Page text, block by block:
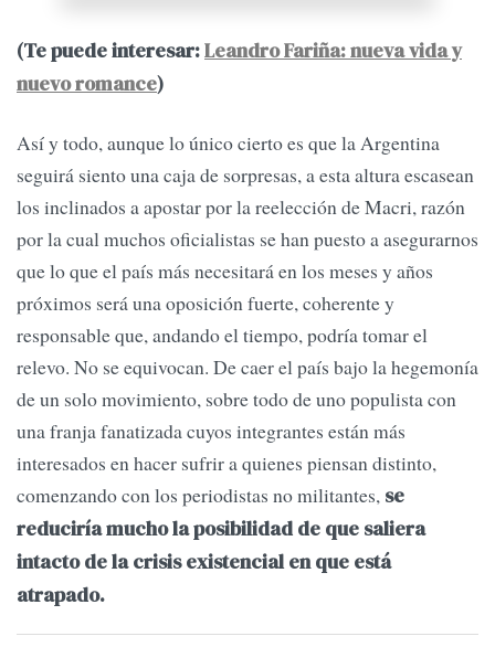
(Te puede interesar:Leandro Fariña: nueva vida y
nuevo romance)
Así y todo, aunque lo único cierto es que la Argentina
seguirá siento una caja de sorpresas, a esta altura escasean
los inclinados a apostar por la reelección de Macri, razón
por la cual muchos oficialistas se han puesto a asegurarnos
que lo que el país más necesitará en los meses y años
próximos será una oposición fuerte, coherente y
responsable que, andando el tiempo, podría tomar el
relevo. No se equivocan. De caer el país bajo la hegemonía
de un solo movimiento, sobre todo de uno populista con
una franja fanatizada cuyos integrantes están más
interesados en hacer sufrir a quienes piensan distinto,
comenzando con los periodistas no militantes, se
reduciría mucho la posibilidad de que saliera
intacto de la crisis existencial en que está
atrapado.